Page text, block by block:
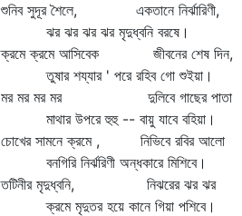
শুনিব সুদূর শৈলে, একতানে নির্ঝারিণী,
ঝর ঝর ঝর ঝর মৃদুধ্বনি বরষে।
ক্রমে ক্রমে আসিবেক জীবনের শেষ দিন,
তুষার শয্যার ' পরে রহিব গো শুইয়া।
মর মর মর মর দুলিবে গাছের পাতা
মাথার উপরে হুহু -- বায়ু যাবে বহিয়া।
চোখের সামনে ক্রমে , নিভিবে রবির আলো
বনগিরি নির্ঝরিণী অন্ধকারে মিশিবে।
তটিনীর মৃদুধ্বনি, নিঝরের ঝর ঝর
ক্রমে মৃদুতর হয়ে কানে গিয়া পশিবে।